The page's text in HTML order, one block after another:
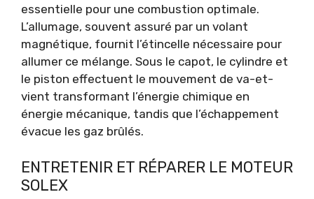
essentielle pour une combustion optimale.
L’allumage, souvent assuré par un volant
magnétique, fournit l’étincelle nécessaire pour
allumer ce mélange. Sous le capot, le cylindre et
le piston effectuent le mouvement de va-et-
vient transformant l’énergie chimique en
énergie mécanique, tandis que l’échappement
évacue les gaz brûlés.
ENTRETENIR ET RÉPARER LE MOTEUR
SOLEX